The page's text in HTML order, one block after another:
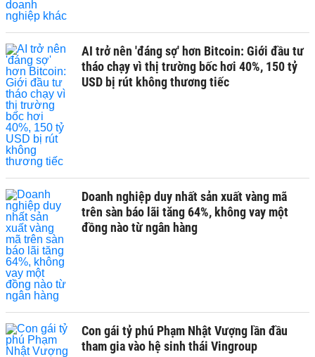
AI trở nên 'đáng sợ' hơn Bitcoin: Giới đầu tư
tháo chạy vì thị trường bốc hơi 40%, 150 tỷ
USD bị rút không thương tiếc
Doanh nghiệp duy nhất sản xuất vàng mã
trên sàn báo lãi tăng 64%, không vay một
đồng nào từ ngân hàng
Con gái tỷ phú Phạm Nhật Vượng lần đầu
tham gia vào hệ sinh thái Vingroup